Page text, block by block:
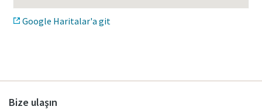
Google Haritalar'a git
Bize ulaşın